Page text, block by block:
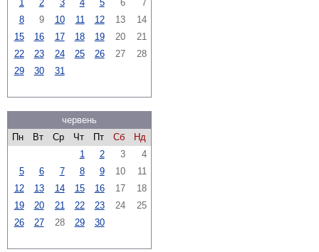
1
2 3 4 5 6
7
8
9 10 11 12 13
14
15
16 17 18 19 20
21
22
23 24 25 26 27
28
29
30 31
червень
Пн
Вт Ср Чт Пт Сб
Нд
1
2 3
4
5
6 7 8 9 10
11
12
13 14 15 16 17
18
19
20 21 22 23 24
25
26
27 28 29 30